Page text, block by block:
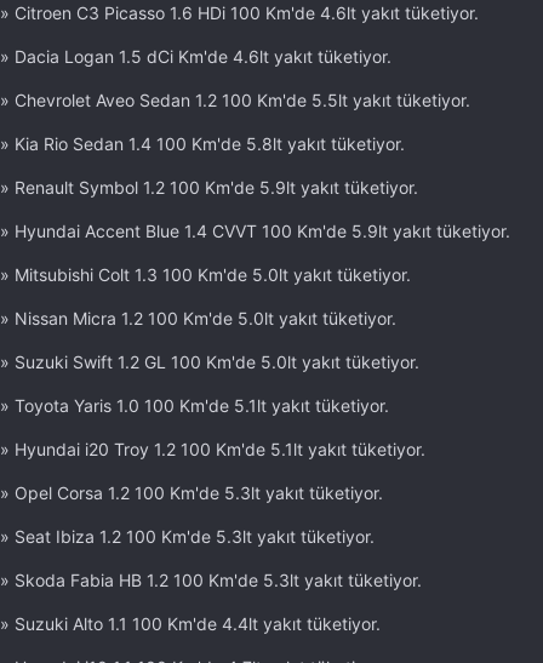
» Citroen C3 Picasso 1.6 HDi 100 Km'de 4.6lt yakıt tüketiyor.
» Dacia Logan 1.5 dCi Km'de 4.6lt yakıt tüketiyor.
» Chevrolet Aveo Sedan 1.2 100 Km'de 5.5lt yakıt tüketiyor.
» Kia Rio Sedan 1.4 100 Km'de 5.8lt yakıt tüketiyor.
» Renault Symbol 1.2 100 Km'de 5.9lt yakıt tüketiyor.
» Hyundai Accent Blue 1.4 CVVT 100 Km'de 5.9lt yakıt tüketiyor.
» Mitsubishi Colt 1.3 100 Km'de 5.0lt yakıt tüketiyor.
» Nissan Micra 1.2 100 Km'de 5.0lt yakıt tüketiyor.
» Suzuki Swift 1.2 GL 100 Km'de 5.0lt yakıt tüketiyor.
» Toyota Yaris 1.0 100 Km'de 5.1lt yakıt tüketiyor.
» Hyundai i20 Troy 1.2 100 Km'de 5.1lt yakıt tüketiyor.
» Opel Corsa 1.2 100 Km'de 5.3lt yakıt tüketiyor.
» Seat Ibiza 1.2 100 Km'de 5.3lt yakıt tüketiyor.
» Skoda Fabia HB 1.2 100 Km'de 5.3lt yakıt tüketiyor.
» Suzuki Alto 1.1 100 Km'de 4.4lt yakıt tüketiyor.